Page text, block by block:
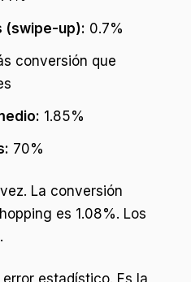
(swipe-up): 0.7%
conversión que
1.85%
70%
La conversión
es 1.08%. Los
estadístico. Es la